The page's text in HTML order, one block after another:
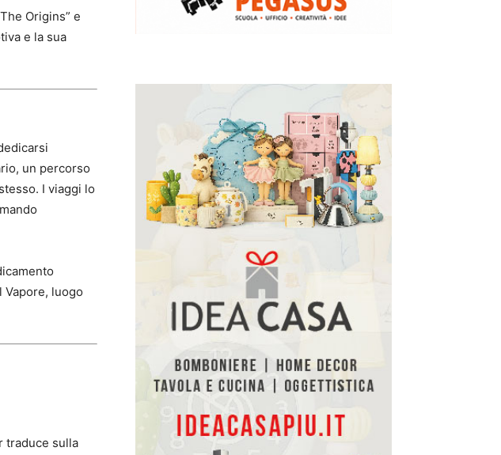
Origins” e
e la sua
un percorso
I viaggi lo
Vapore, luogo
traduce sulla